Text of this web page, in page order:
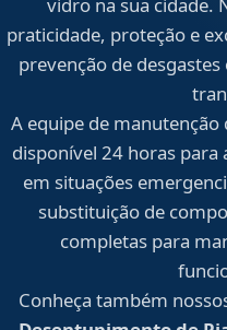
vidro na sua cidade.
praticidade, proteção e
prevenção de
A equipe de manutenção
disponível 24 horas
em situações
substituição de
completas para
Conheça também